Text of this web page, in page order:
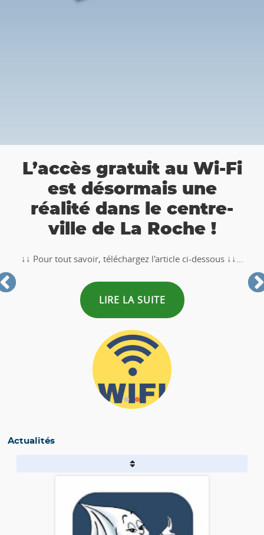
L’accès gratuit au Wi-Fi
est désormais une
réalité dans le centre-
ville de La Roche !
↓↓ Pour tout savoir, téléchargez l'article ci-dessous ↓↓...
LIRE LA SUITE
Actualités